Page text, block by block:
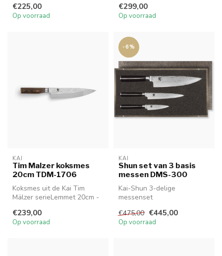
€225,00
Op voorraad
€299,00
Op voorraad
KAI
Tim Malzer koksmes
20cm TDM-1706
Koksmes uit de Kai Tim
Mälzer serieLemmet 20cm -
TDM 1706
€239,00
Op voorraad
-6%
KAI
Shun set van 3 basis
messen DMS-300
Kai-Shun 3-delige
messenset
€475,00 €445,00
Op voorraad